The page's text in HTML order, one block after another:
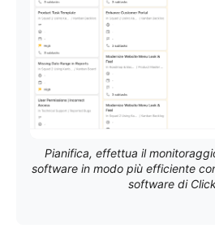
Pianifica, effettua il
software in modo più efficiente
software di